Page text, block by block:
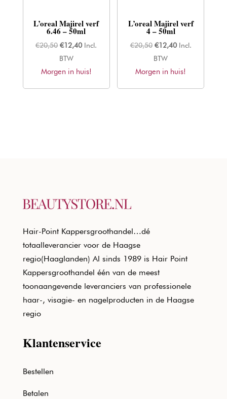
L’oreal Majirel verf
6.46 – 50ml
€20,50 Oorspronkelijke
prijs
was:
€12,40Huidige
is:
Incl.
BTW
Morgen in huis!
L’oreal Majirel verf
4 – 50ml
€20,50 Oorspronkelijke
prijs
was:
€12,40Huidige
is:
Incl.
BTW
Morgen in huis!
Hair-Point Kappersgroothandel…dé
totaalleverancier voor de Haagse
regio(Haaglanden) Al sinds 1989 is Hair Point
Kappersgroothandel één van de meest
toonaangevende leveranciers van professionele
haar-, visagie- en nagelproducten in de Haagse
regio
Klantenservice
Bestellen
Betalen